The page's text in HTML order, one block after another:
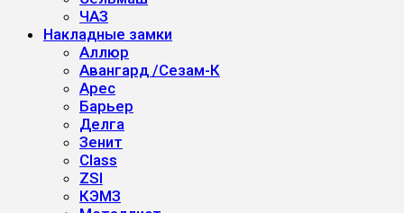
ЧАЗ
Накладные замки
Аллюр
Авангард /Сезам-К
Арес
Барьер
Делга
Зенит
Class
ZSI
КЭМЗ